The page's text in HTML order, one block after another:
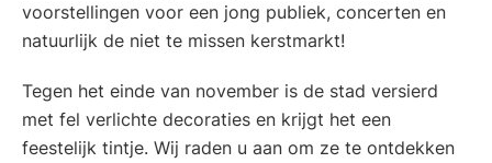
voorstellingen voor een jong publiek, concerten en
natuurlijk de niet te missen kerstmarkt!
Tegen het einde van november is de stad versierd
met fel verlichte decoraties en krijgt het een
feestelijk tintje. Wij raden u aan om ze te ontdekken